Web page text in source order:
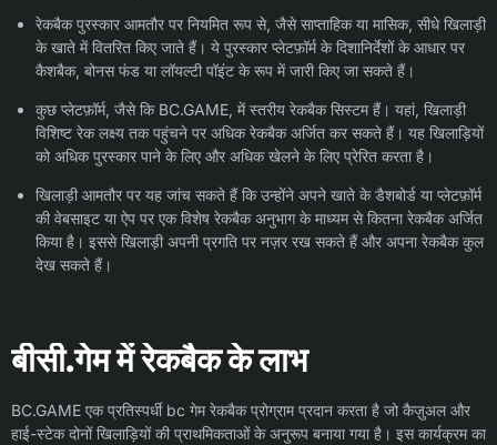
रेकबैक पुरस्कार आमतौर पर नियमित रूप से, जैसे साप्ताहिक या मासिक, सीधे खिलाड़ी
के खाते में वितरित किए जाते हैं। ये पुरस्कार प्लेटफ़ॉर्म के दिशानिर्देशों के आधार पर
कैशबैक, बोनस फंड या लॉयल्टी पॉइंट के रूप में जारी किए जा सकते हैं।
कुछ प्लेटफ़ॉर्म, जैसे कि BC.GAME, में स्तरीय रेकबैक सिस्टम हैं। यहां, खिलाड़ी
विशिष्ट रेक लक्ष्य तक पहुंचने पर अधिक रेकबैक अर्जित कर सकते हैं। यह खिलाड़ियों
को अधिक पुरस्कार पाने के लिए और अधिक खेलने के लिए प्रेरित करता है।
खिलाड़ी आमतौर पर यह जांच सकते हैं कि उन्होंने अपने खाते के डैशबोर्ड या प्लेटफ़ॉर्म
की वेबसाइट या ऐप पर एक विशेष रेकबैक अनुभाग के माध्यम से कितना रेकबैक अर्जित
किया है। इससे खिलाड़ी अपनी प्रगति पर नज़र रख सकते हैं और अपना रेकबैक कुल
देख सकते हैं।
बीसी.गेम में रेकबैक के लाभ
BC.GAME एक प्रतिस्पर्धी bc गेम रेकबैक प्रोग्राम प्रदान करता है जो कैज़ुअल और
हाई-स्टेक दोनों खिलाड़ियों की प्राथमिकताओं के अनुरूप बनाया गया है। इस कार्यक्रम का